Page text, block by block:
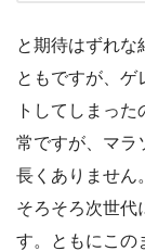
と期待はずれな
ともですが、ゲ
トしてしまっ
常ですが、マラ
長くありません
そろそろ次世代
す。ともにこの